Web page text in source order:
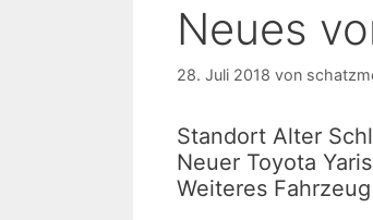
Neues
28. Juli 2018 von
Standort Alter
Neuer Toyota
Weiteres